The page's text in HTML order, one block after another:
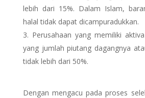
lebih dari 15%. Dalam Islam,
halal tidak dapat dicampuradukkan.
Perusahaan yang memiliki
yang jumlah piutang dagangnya
tidak lebih dari 50%.
Dengan mengacu pada proses